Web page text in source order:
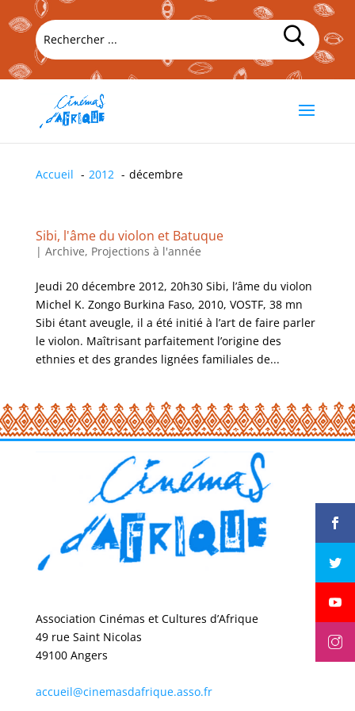
Accueil 2012 décembre
Sibi, l'âme du violon et Batuque
| Archive, Projections à l'année
Jeudi 20 décembre 2012, 20h30 Sibi, l’âme du violon
Michel K. Zongo Burkina Faso, 2010, VOSTF, 38 mn
Sibi étant aveugle, il a été initié à l’art de faire parler
le violon. Maîtrisant parfaitement l’origine des
ethnies et des grandes lignées familiales de...
Association Cinémas et Cultures d’Afrique
49 rue Saint Nicolas
49100 Angers
accueil@cinemasdafrique.asso.fr